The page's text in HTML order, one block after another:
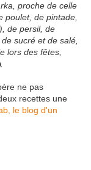
proche de celle
de pintade,
de persil, de
sucré et de salé,
lors des fêtes,
ne pas
recettes une
le blog d'un